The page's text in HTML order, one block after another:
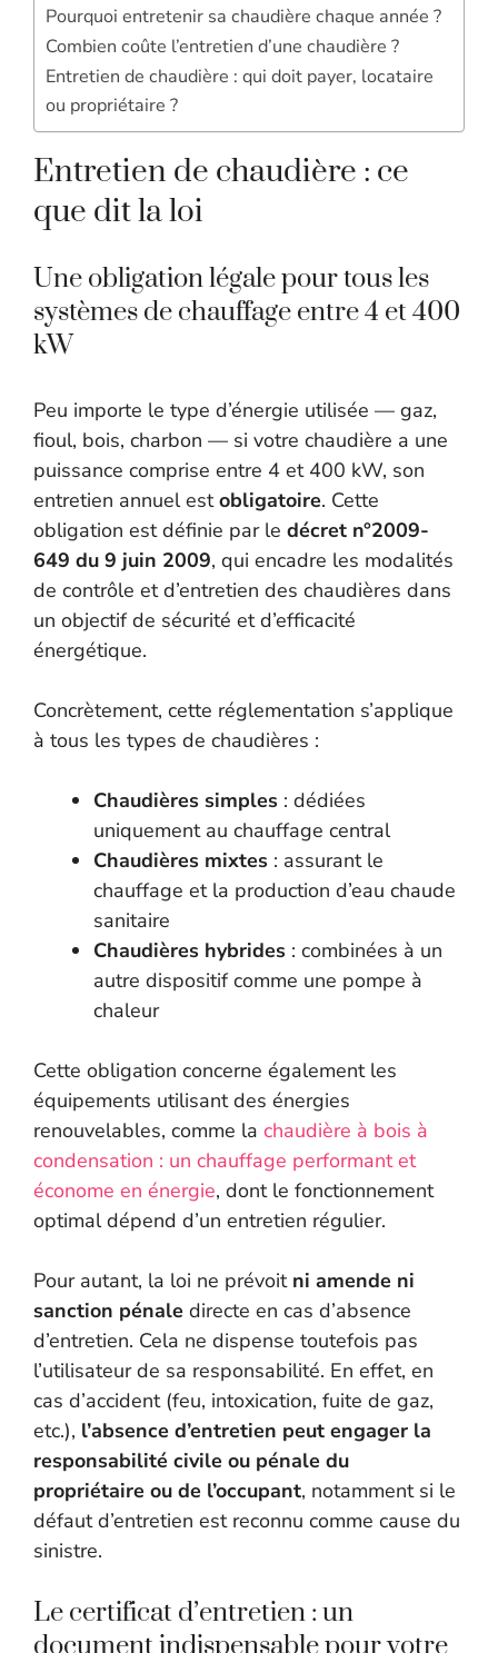
Pourquoi entretenir sa chaudière chaque année ?
Combien coûte l’entretien d’une chaudière ?
Entretien de chaudière : qui doit payer, locataire
ou propriétaire ?
Entretien de chaudière : ce
que dit la loi
Une obligation légale pour tous les
systèmes de chauffage entre 4 et 400
kW
Peu importe le type d’énergie utilisée — gaz,
fioul, bois, charbon — si votre chaudière a une
puissance comprise entre 4 et 400 kW, son
entretien annuel estobligatoire. Cette
obligation est définie par le décret n°2009-
649 du 9 juin 2009, qui encadre les modalités
de contrôle et d’entretien des chaudières dans
un objectif de sécurité et d’efficacité
énergétique.
Concrètement, cette réglementation s’applique
à tous les types de chaudières :
Chaudières simples : dédiées
uniquement au chauffage central
Chaudières mixtes : assurant le
chauffage et la production d’eau chaude
sanitaire
Chaudières hybrides : combinées à un
autre dispositif comme une pompe à
chaleur
Cette obligation concerne également les
équipements utilisant des énergies
renouvelables, comme la chaudière à bois à
condensation : un chauffage performant et
économe en énergie, dont le fonctionnement
optimal dépend d’un entretien régulier.
Pour autant, la loi ne prévoit ni amende ni
sanction pénale directe en cas d’absence
d’entretien. Cela ne dispense toutefois pas
l’utilisateur de sa responsabilité. En effet, en
cas d’accident (feu, intoxication, fuite de gaz,
etc.), l’absence d’entretien peut engager la
responsabilité civile ou pénale du
propriétaire ou de l’occupant, notamment si le
défaut d’entretien est reconnu comme cause du
sinistre.
Le certificat d’entretien : un
document indispensable pour votre